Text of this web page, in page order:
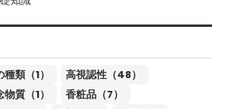
類（1）
高視認性（48）
質（1）
香粧品（7）